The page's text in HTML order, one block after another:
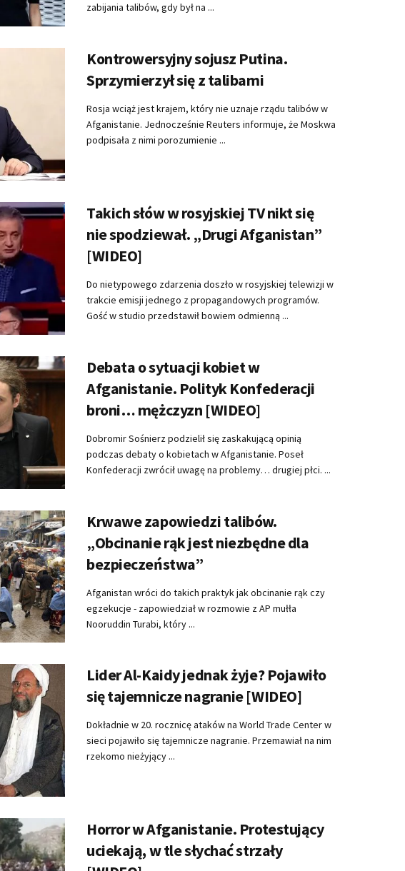
zabijania talibów, gdy był na ...
Kontrowersyjny sojusz Putina.
Sprzymierzył się z talibami
Rosja wciąż jest krajem, który nie uznaje rządu talibów w
Afganistanie. Jednocześnie Reuters informuje, że Moskwa
podpisała z nimi porozumienie ...
Takich słów w rosyjskiej TV nikt się
nie spodziewał. „Drugi Afganistan”
[WIDEO]
Do nietypowego zdarzenia doszło w rosyjskiej telewizji w
trakcie emisji jednego z propagandowych programów.
Gość w studio przedstawił bowiem odmienną ...
Debata o sytuacji kobiet w
Afganistanie. Polityk Konfederacji
broni… mężczyzn [WIDEO]
Dobromir Sośnierz podzielił się zaskakującą opinią
podczas debaty o kobietach w Afganistanie. Poseł
Konfederacji zwrócił uwagę na problemy… drugiej płci. ...
Krwawe zapowiedzi talibów.
„Obcinanie rąk jest niezbędne dla
bezpieczeństwa”
Afganistan wróci do takich praktyk jak obcinanie rąk czy
egzekucje - zapowiedział w rozmowie z AP mułła
Nooruddin Turabi, który ...
Lider Al-Kaidy jednak żyje? Pojawiło
się tajemnicze nagranie [WIDEO]
Dokładnie w 20. rocznicę ataków na World Trade Center w
sieci pojawiło się tajemnicze nagranie. Przemawiał na nim
rzekomo nieżyjący ...
Horror w Afganistanie. Protestujący
uciekają, w tle słychać strzały